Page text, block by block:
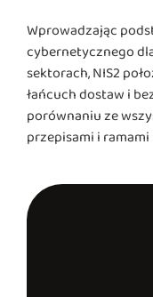
Wprowadzając
cybernetycznego
sektorach, NIS2
łańcuch dostaw i
porównaniu ze
przepisami i